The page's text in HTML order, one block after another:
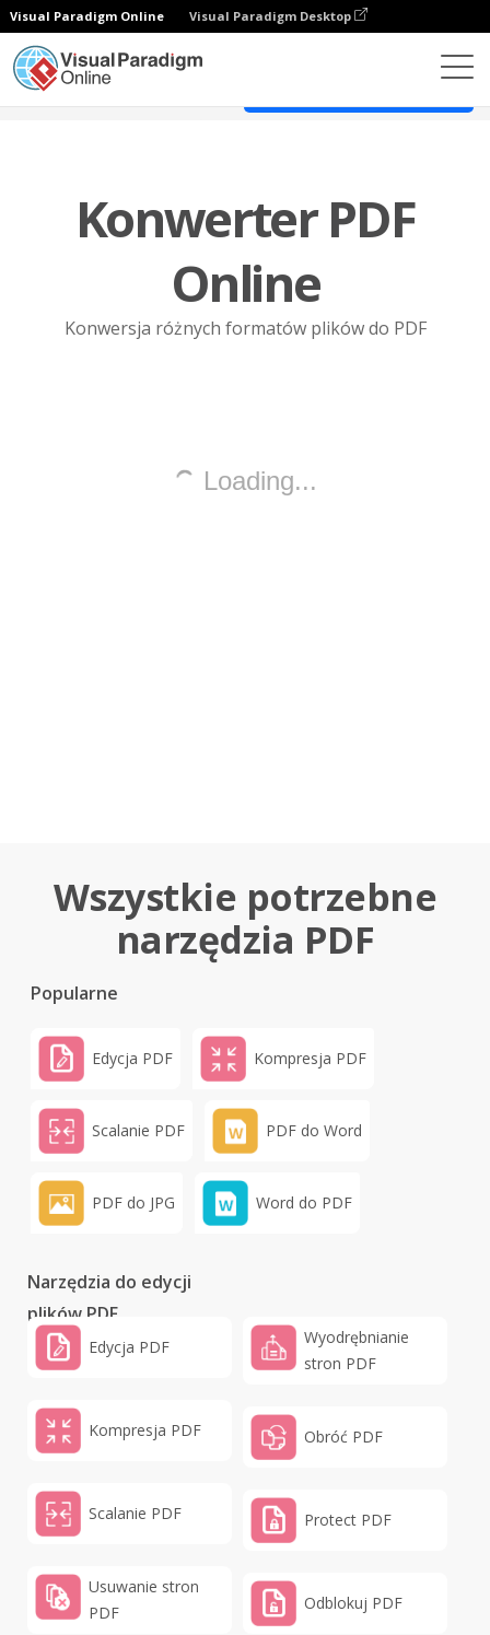
Visual Paradigm Online Visual Paradigm Desktop
Konwerter PDF
Online
Konwersja różnych formatów plików do PDF
Wszystkie potrzebne
narzędzia PDF
Popularne
Edycja PDF Kompresja PDF
Scalanie PDF PDF do Word
PDF do JPG Word do PDF
Narzędzia do edycji
plików PDF
Edycja PDF
Kompresja PDF
Scalanie PDF
Usuwanie stron
PDF
Wyodrębnianie
stron PDF
Obróć PDF
Protect PDF
Odblokuj PDF